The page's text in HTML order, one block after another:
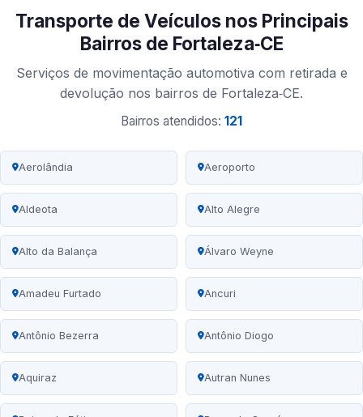
Transporte de Veículos nos Principais
Bairros de Fortaleza‑CE
Serviços de movimentação automotiva com retirada e
devolução nos bairros de Fortaleza‑CE.
Bairros atendidos: 121
Aerolândia Aeroporto
Aldeota Alto Alegre
Alto da Balança Álvaro Weyne
Amadeu Furtado Ancuri
Antônio Bezerra Antônio Diogo
Aquiraz Autran Nunes